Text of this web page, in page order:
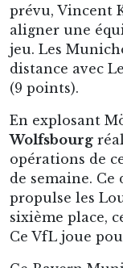
prévu, Vincent
aligner une
jeu. Les
distance avec
(9 points).
En explosant
Wolfsbourg
opérations de
de semaine.
propulse les
sixième place,
Ce VfL joue